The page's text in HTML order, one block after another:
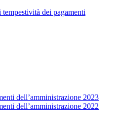
dei pagamenti
dell’amministrazione 2023
dell’amministrazione 2022